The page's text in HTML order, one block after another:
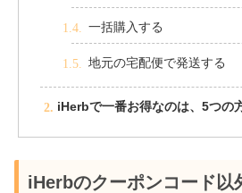
一括購入する
地元の宅配便で発送する
iHerbで一番お得なのは、5つの
iHerbのクーポンコード以